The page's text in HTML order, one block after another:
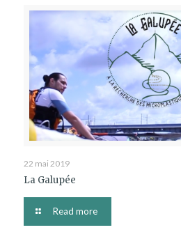
22 mai 2019
La Galupée
Read more